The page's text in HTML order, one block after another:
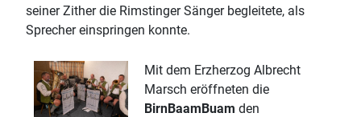
seiner Zither die Rimstinger Sänger begleitete, als
Sprecher einspringen konnte.
Mit dem Erzherzog Albrecht
Marsch eröffneten die
BirnBaamBuam den